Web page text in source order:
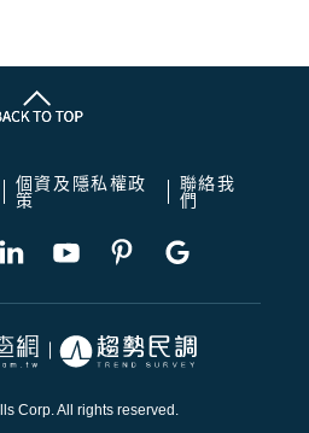
個資及隱私權政
策
聯絡我
們
Corp. All rights reserved.